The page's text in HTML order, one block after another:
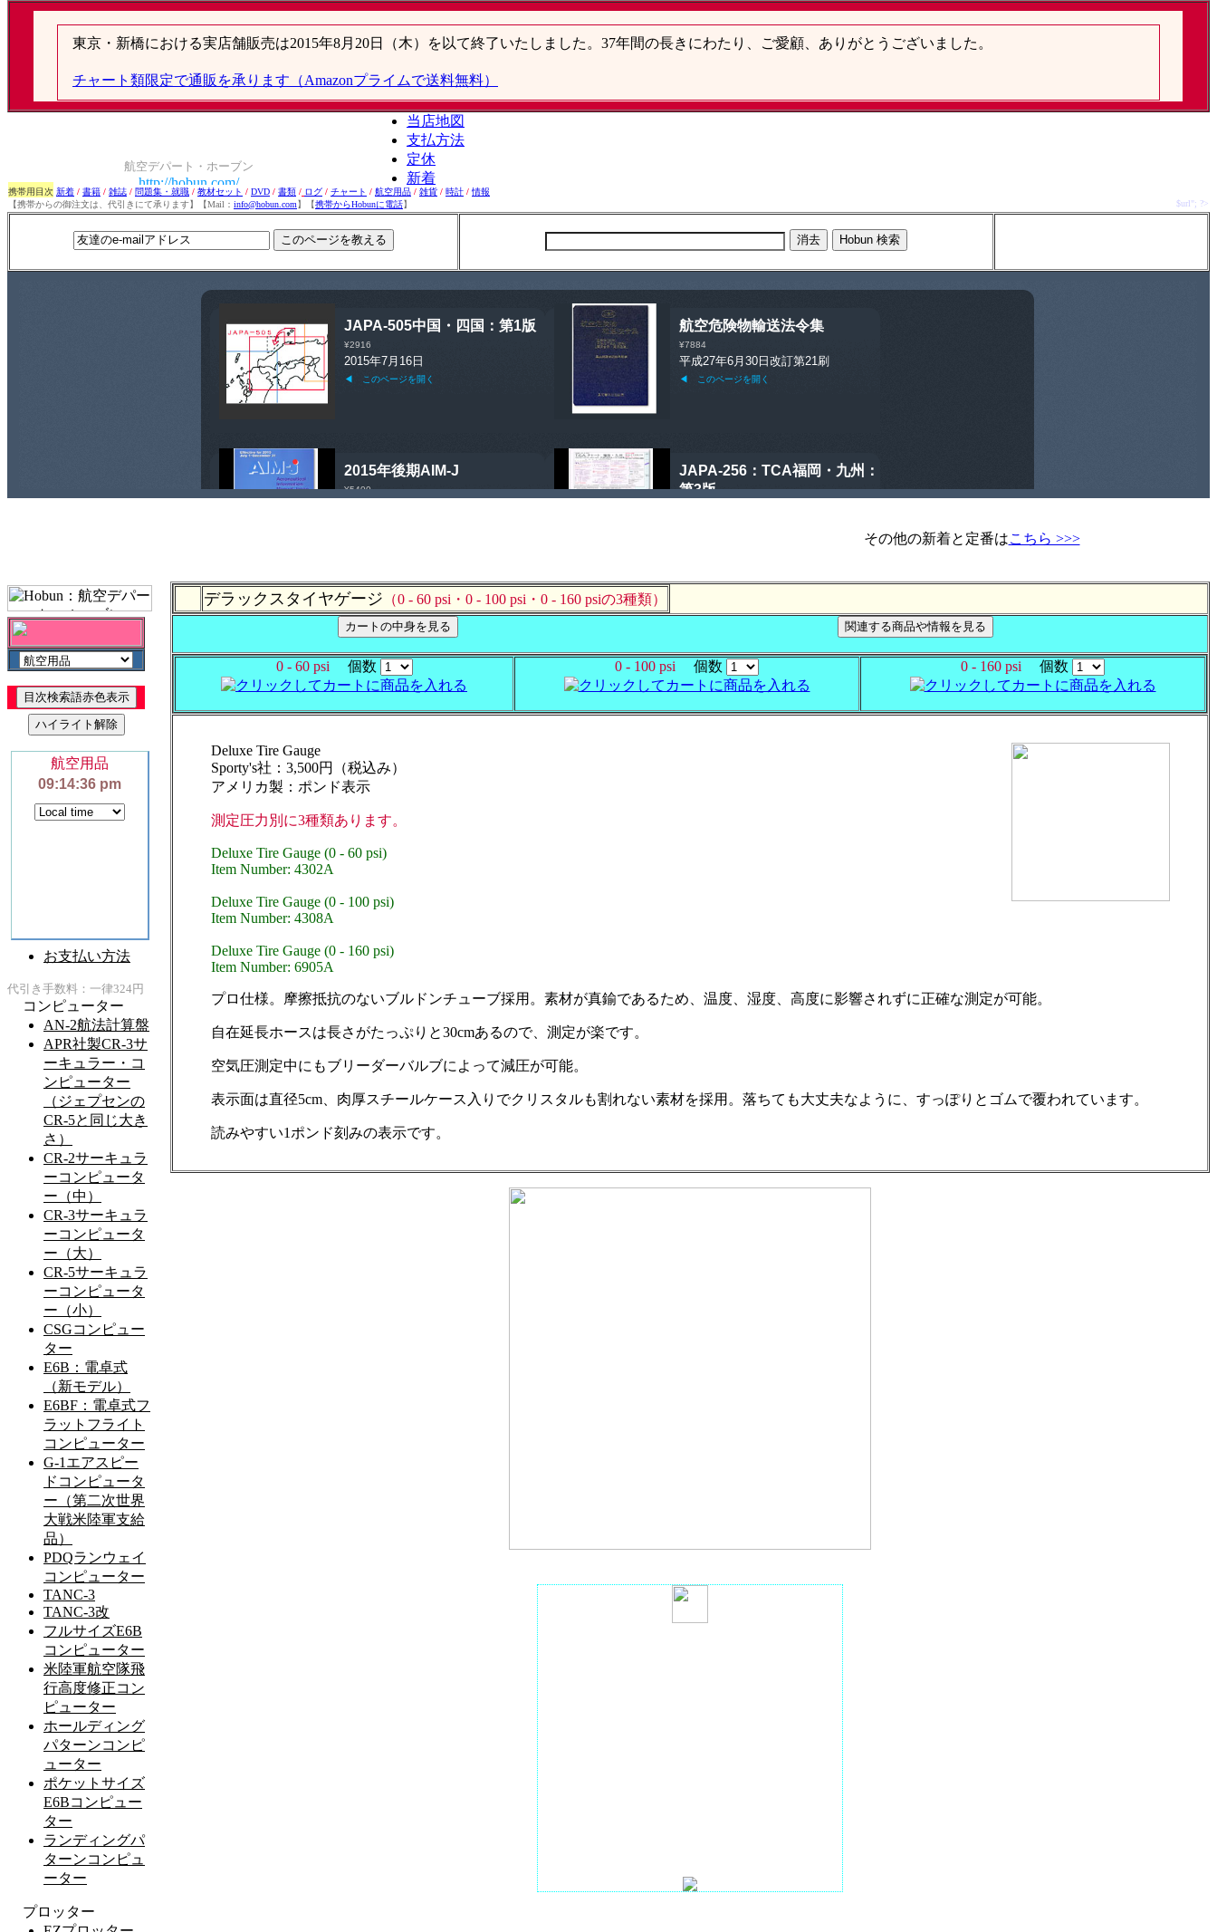
携帯用目次 新着 / 書籍 / 雑誌 / 問題集・就職 / 教材セット / DVD / 書類 / ログ / チャート / 航空用品 / 雑貨 / 時計 / 情報
【携帯からの御注文は、代引きにて承ります】【Mail： info@hobun.com】【携帯からHobunに電話】 $url"; ?>
その他の新着と定番はこちら >>>
デラックスタイヤゲージ （0 - 60 psi・0 - 100 psi・0 - 160 psiの3種類）
0 - 60 psi 個数 0 - 100 psi 個数 0 - 160 psi 個数
Deluxe Tire Gauge
Sporty's社：3,500円（税込み）
アメリカ製：ポンド表示
測定圧力別に3種類あります。
Deluxe Tire Gauge (0 - 60 psi)
Item Number: 4302A
Deluxe Tire Gauge (0 - 100 psi)
Item Number: 4308A
Deluxe Tire Gauge (0 - 160 psi)
Item Number: 6905A
プロ仕様。摩擦抵抗のないブルドンチューブ採用。素材が真鍮であるため、温度、湿度、高度に影響されずに正確な測定が可能。
自在延長ホースは長さがたっぷりと30cmあるので、測定が楽です。
空気圧測定中にもブリーダーバルブによって減圧が可能。
表示面は直径5cm、肉厚スチールケース入りでクリスタルも割れない素材を採用。落ちても大丈夫なように、すっぽりとゴムで覆われています。
読みやすい1ポンド刻みの表示です。